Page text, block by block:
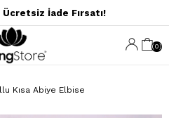
İade Fırsatı!
0
Kısa Abiye Elbise